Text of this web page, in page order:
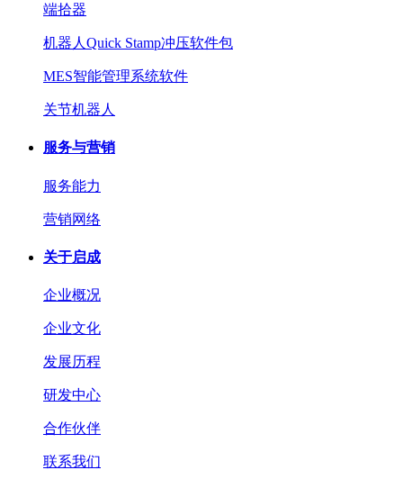
端拾器
机器人Quick Stamp冲压软件包
MES智能管理系统软件
关节机器人
服务与营销
服务能力
营销网络
关于启成
企业概况
企业文化
发展历程
研发中心
合作伙伴
联系我们